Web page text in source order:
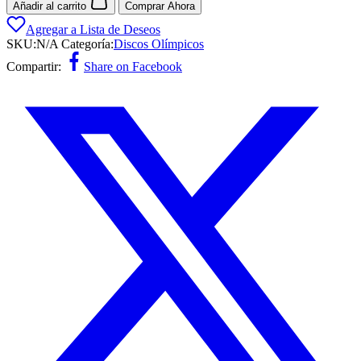
Añadir al carrito Comprar Ahora
Agregar a Lista de Deseos
SKU:N/A Categoría:Discos Olímpicos
Compartir:
Share on Facebook